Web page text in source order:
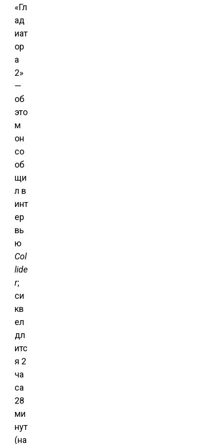
«Гл
ад
иат
ор
а
2»
—
об
это
м
он
со
об
щи
л в
инт
ер
вь
ю
Col
lide
r;
си
кв
ел
дл
итс
я 2
ча
са
28
ми
нут
(на